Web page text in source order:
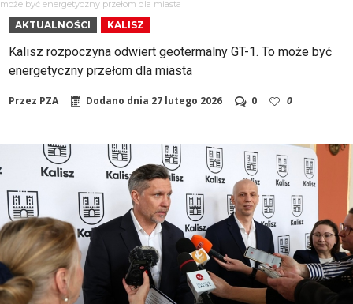
może być energetyczny przełom dla miasta
AKTUALNOŚCI KALISZ
Kalisz rozpoczyna odwiert geotermalny GT-1. To może być
energetyczny przełom dla miasta
Przez PZA Dodano dnia 27 lutego 2026 0 0